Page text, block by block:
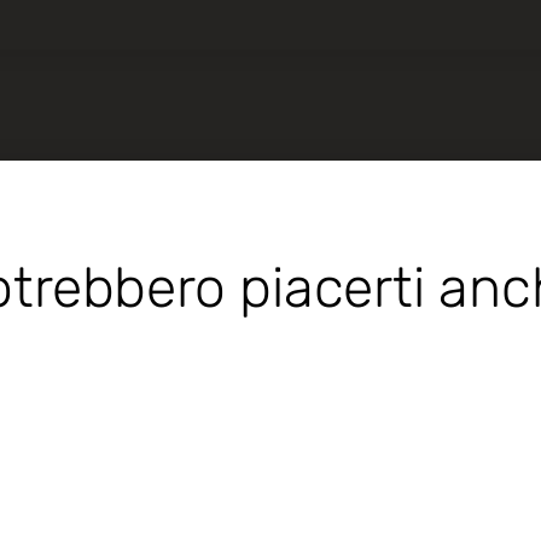
piacerti